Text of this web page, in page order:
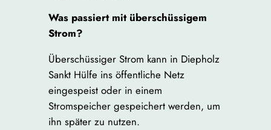
Was passiert mit überschüssigem
Strom?
Überschüssiger Strom kann in Diepholz
Sankt Hülfe ins öffentliche Netz
eingespeist oder in einem
Stromspeicher gespeichert werden, um
ihn später zu nutzen.